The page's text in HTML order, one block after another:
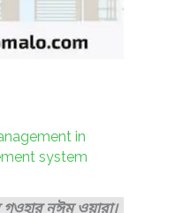
in
system